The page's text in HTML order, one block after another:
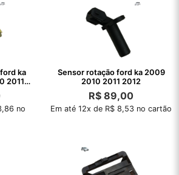
ka
2011
no
Sensor rotação ford ka 2009
2010 2011 2012
R$ 89,00
Em até 12x de R$ 8,53 no cartão